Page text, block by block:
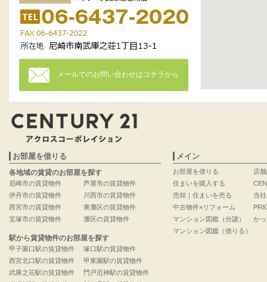
メールでのお問い合わせはコチラから
お部屋を借りる
各地域の賃貸のお部屋を探す
尼崎市の賃貸物件
伊丹市の賃貸物件
西宮市の賃貸物件
宝塚市の賃貸物件
芦屋市の賃貸物件
川西市の賃貸物件
東灘区の賃貸物件
灘区の賃貸物件
駅から賃貸物件のお部屋を探す
甲子園口駅の賃貸物件
西宮北口駅の賃貸物件
武庫之荘駅の賃貸物件
塚口駅の賃貸物件
甲東園駅の賃貸物件
門戸厄神駅の賃貸物件
メイン
お部屋を借りる
住まいを購入する
売却｜住まいを売る
中古物件×リフォーム
マンション図鑑（分譲）
マンション図鑑（借りる）
店
当
か